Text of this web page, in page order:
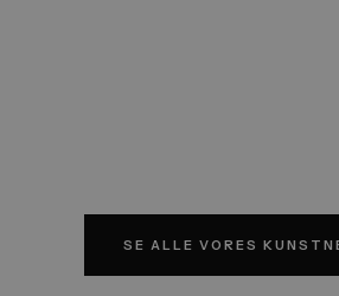
SE ALLE VORES